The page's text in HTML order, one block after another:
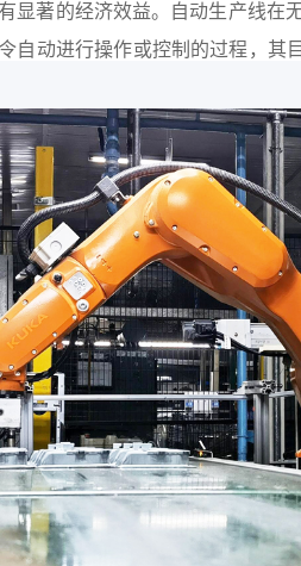
显著的经济效益。自动生产线在
自动进行操作或控制的过程，其
家庭等方面。采用自动生产线不仅
力劳动以及恶劣、危险的工作环境
能，极大地提高劳动生产率，增